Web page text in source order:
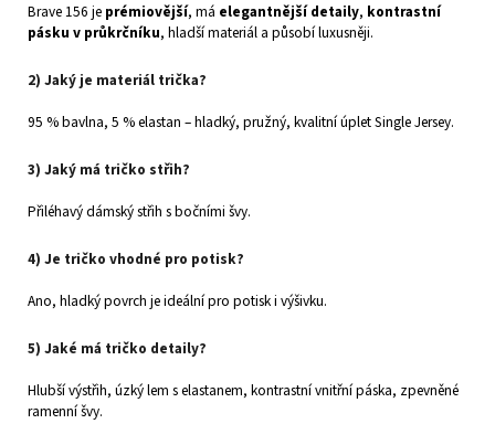
Brave 156 je prémiovější, má elegantnější detaily, kontrastní
pásku v průkrčníku, hladší materiál a působí luxusněji.
2) Jaký je materiál trička?
95 % bavlna, 5 % elastan – hladký, pružný, kvalitní úplet Single Jersey.
3) Jaký má tričko střih?
Přiléhavý dámský střih s bočními švy.
4) Je tričko vhodné pro potisk?
Ano, hladký povrch je ideální pro potisk i výšivku.
5) Jaké má tričko detaily?
Hlubší výstřih, úzký lem s elastanem, kontrastní vnitřní páska, zpevněné
ramenní švy.